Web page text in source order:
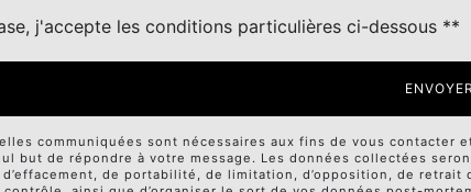
j'accepte les conditions particulières ci-dessous **
ENVOYER
communiquées sont nécessaires aux fins de vous
but de répondre à votre message. Les données collectées
d’effacement, de portabilité, de limitation, d’opposition, de